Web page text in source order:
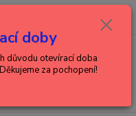
Menu
0,00 Kč
doby
důvodu otevírací doba
za pochopení!